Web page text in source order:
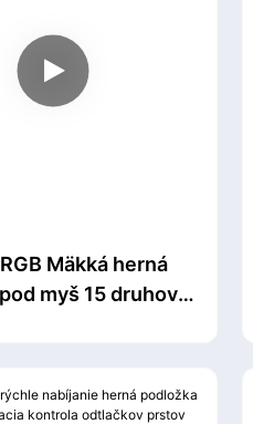
Mäkká herná
myš 15 druhov